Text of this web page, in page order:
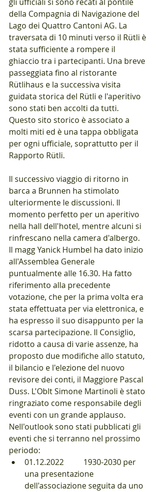
della Compagnia di Navigazione del
Lago dei Quattro Cantoni AG. La
traversata di 10 minuti verso il Rütli è
stata sufficiente a rompere il
ghiaccio tra i partecipanti. Una breve
passeggiata fino al ristorante
Rütlihaus e la successiva visita
guidata storica del Rütli e l'aperitivo
sono stati ben accolti da tutti.
Questo sito storico è associato a
molti miti ed è una tappa obbligata
per ogni ufficiale, soprattutto per il
Rapporto Rütli.
Il successivo viaggio di ritorno in
barca a Brunnen ha stimolato
ulteriormente le discussioni. Il
momento perfetto per un aperitivo
nella hall dell'hotel, mentre alcuni si
rinfrescano nella camera d'albergo.
Il magg Yanick Humbel ha dato inizio
all'Assemblea Generale
puntualmente alle 16.30. Ha fatto
riferimento alla precedente
votazione, che per la prima volta era
stata effettuata per via elettronica, e
ha espresso il suo disappunto per la
scarsa partecipazione. Il Consiglio,
ridotto a causa di varie assenze, ha
proposto due modifiche allo statuto,
il bilancio e l'elezione del nuovo
revisore dei conti, il Maggiore Pascal
Duss. L'Oblt Simone Martinoli è stato
ringraziato come responsabile degli
eventi con un grande applauso.
Nell'outlook sono stati pubblicati gli
eventi che si terranno nel prossimo
periodo:
01.12.2022 	1930-2030 per
una presentazione
dell'associazione seguita da uno